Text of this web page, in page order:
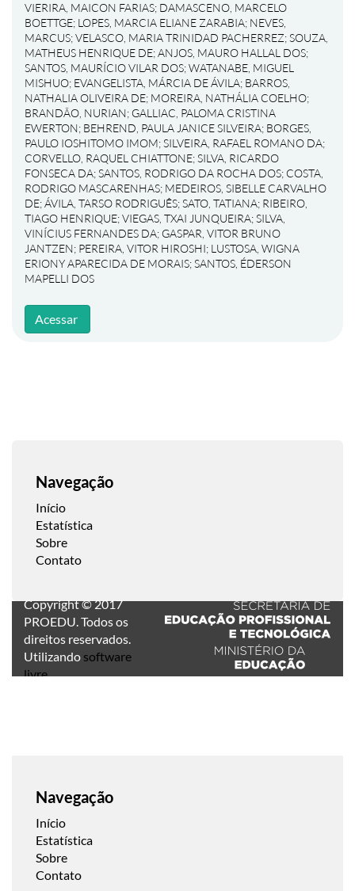
VIERIRA, MAICON FARIAS; DAMASCENO, MARCELO
BOETTGE; LOPES, MARCIA ELIANE ZARABIA; NEVES,
MARCUS;VELASCO, MARIA TRINIDAD PACHERREZ;SOUZA,
MATHEUS HENRIQUE DE;ANJOS, MAURO HALLAL DOS;
SANTOS, MAURÍCIO VILAR DOS;WATANABE, MIGUEL
MISHUO; EVANGELISTA, MÁRCIA DE ÁVILA; BARROS,
NATHALIA OLIVEIRA DE; MOREIRA, NATHÁLIA COELHO;
BRANDÃO, NURIAN; GALLIAC, PALOMA CRISTINA
EWERTON; BEHREND, PAULA JANICE SILVEIRA; BORGES,
PAULO IOSHITOMO IMOM;SILVEIRA, RAFAEL ROMANO DA;
CORVELLO, RAQUEL CHIATTONE;SILVA, RICARDO
FONSECA DA;SANTOS, RODRIGO DA ROCHA DOS; COSTA,
RODRIGO MASCARENHAS; MEDEIROS, SIBELLE CARVALHO
DE;ÁVILA, TARSO RODRIGUÊS;SATO, TATIANA; RIBEIRO,
TIAGO HENRIQUE;VIEGAS, TXAI JUNQUEIRA;SILVA,
VINÍCIUS FERNANDES DA; GASPAR, VITOR BRUNO
JANTZEN; PEREIRA, VITOR HIROSHI; LUSTOSA, WIGNA
ERIONY APARECIDA DE MORAIS;SANTOS, ÉDERSON
MAPELLI DOS
Acessar
Navegação
Início
Estatística
Sobre
Contato
Copyright © 2017
PROEDU. Todos os
direitos reservados.
Utilizando software
livre.
Navegação
Início
Estatística
Sobre
Contato